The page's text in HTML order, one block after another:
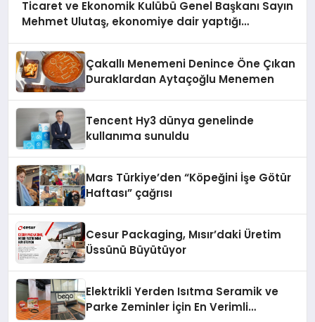
Ticaret ve Ekonomik Kulübü Genel Başkanı Sayın
Mehmet Ulutaş, ekonomiye dair yaptığı
Çakallı Menemeni Denince Öne Çıkan
Duraklardan Aytaçoğlu Menemen
Tencent Hy3 dünya genelinde
kullanıma sunuldu
Mars Türkiye’den “Köpeğini İşe Götür
Haftası” çağrısı
Cesur Packaging, Mısır’daki Üretim
Üssünü Büyütüyor
Elektrikli Yerden Isıtma Seramik ve
Parke Zeminler İçin En Verimli